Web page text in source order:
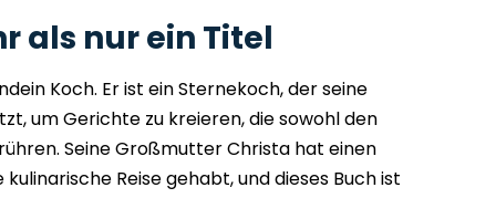
als nur ein Titel
Koch. Er ist ein Sternekoch, der seine
um Gerichte zu kreieren, die sowohl den
Seine Großmutter Christa hat einen
Reise gehabt, und dieses Buch ist